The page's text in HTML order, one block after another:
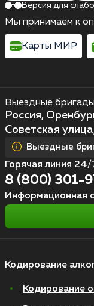
Кодирование
Кодирование
Выездные
Россия,
Советская
Выездные
Горячая линия 24/
8 (800) 301-
Информационная
Версия для
Мы принимаем к
Карты МИР